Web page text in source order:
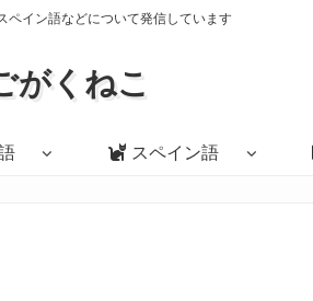
ペイン語などについて発信しています
がくねこ
スペイン語